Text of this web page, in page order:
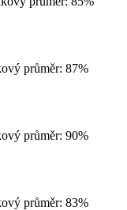
průměr: 87%
průměr: 90%
průměr: 83%